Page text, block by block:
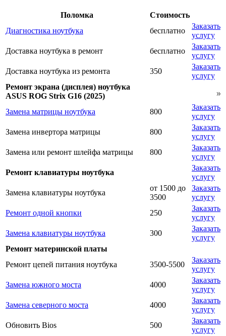
Поломка
Стоимость
Диагностика ноутбука
бесплатно
Заказать
услугу
Доставка ноутбука в ремонт
бесплатно
Заказать
услугу
Доставка ноутбука из ремонта
350
Заказать
услугу
Ремонт экрана (дисплея) ноутбука
ASUS ROG Strix G16 (2025)
Замена матрицы ноутбука
800
Заказать
услугу
Замена инвертора матрицы
800
Заказать
услугу
Замена или ремонт шлейфа матрицы
800
Заказать
услугу
Ремонт клавиатуры ноутбука
Заказать
услугу
Замена клавиатуры ноутбука
от 1500 до
3500
Заказать
услугу
Ремонт одной кнопки
250
Заказать
услугу
Замена клавиатуры ноутбука
300
Заказать
услугу
Ремонт материнской платы
Ремонт цепей питания ноутбука
3500-5500
Заказать
услугу
Замена южного моста
4000
Заказать
услугу
Замена северного моста
4000
Заказать
услугу
Обновить Bios
500
Заказать
услугу